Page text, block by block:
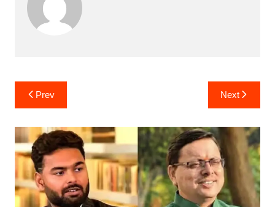
Post
navigation
Prev Next